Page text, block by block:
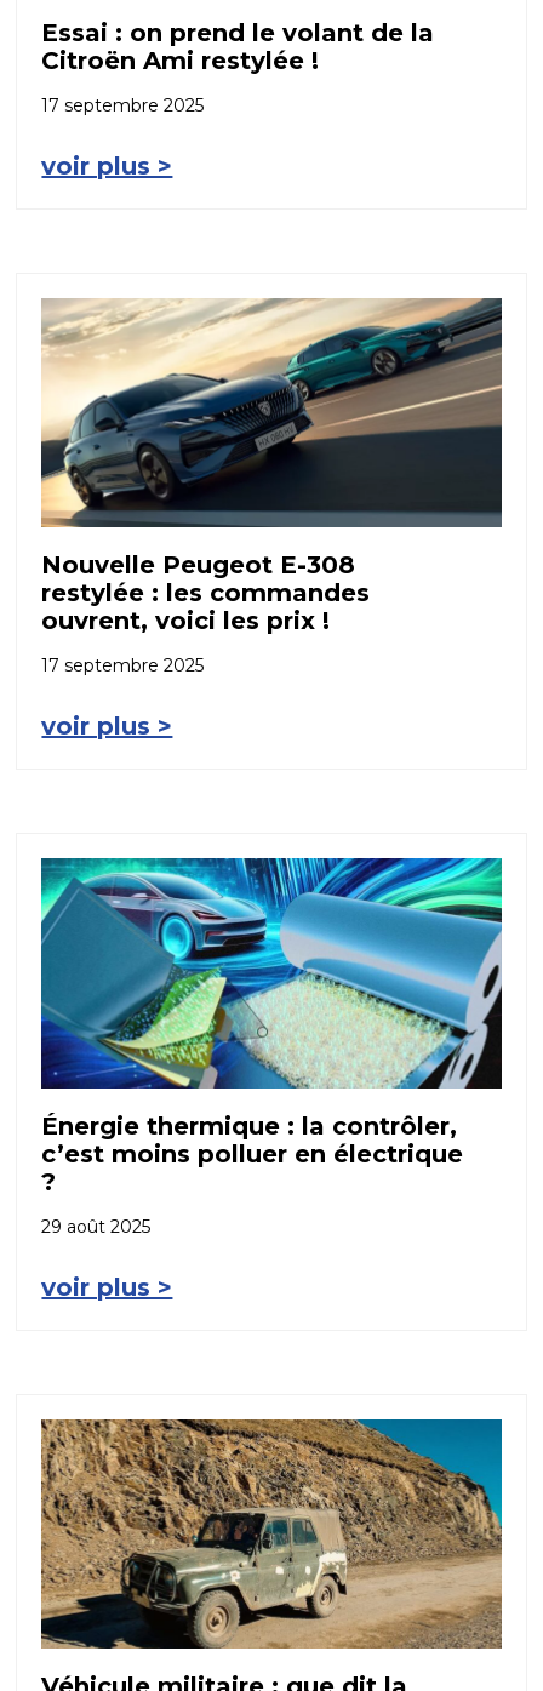
Essai : on prend le volant de la
Citroën Ami restylée !
17 septembre 2025
voir plus >
Nouvelle Peugeot E-308
restylée : les commandes
ouvrent, voici les prix !
17 septembre 2025
voir plus >
Énergie thermique : la contrôler,
c’est moins polluer en électrique
?
29 août 2025
voir plus >